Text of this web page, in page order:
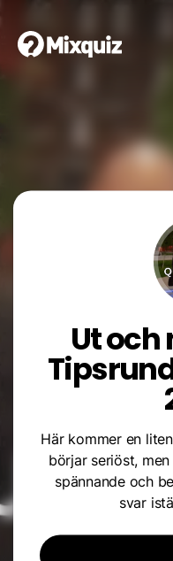
Ut och
Här kommer en
börjar seriöst,
spännande och
svar